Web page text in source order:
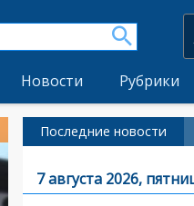
Новости Рубрики
Последние новости
7 августа 2026,